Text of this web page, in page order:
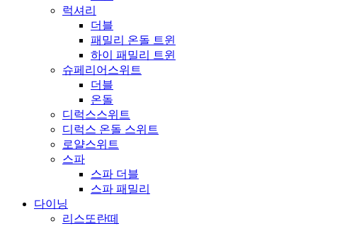
럭셔리
더블
패밀리 온돌 트윈
하이 패밀리 트윈
슈페리어스위트
더블
온돌
디럭스스위트
디럭스 온돌 스위트
로얄스위트
스파
스파 더블
스파 패밀리
다이닝
리스또란떼